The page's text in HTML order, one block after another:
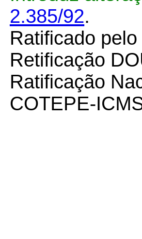
2.385/92.
Ratificado
Retificação
Ratificação
COTEPE-